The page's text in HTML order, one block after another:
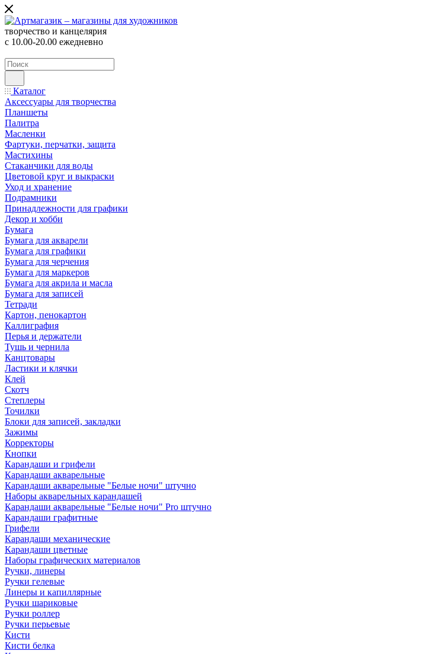
творчество и канцелярия
с 10.00-20.00 ежедневно
Каталог
Аксессуары для творчества
Планшеты
Палитра
Масленки
Фартуки, перчатки, защита
Мастихины
Стаканчики для воды
Цветовой круг и выкраски
Уход и хранение
Подрамники
Принадлежности для графики
Декор и хобби
Бумага
Бумага для акварели
Бумага для графики
Бумага для черчения
Бумага для маркеров
Бумага для акрила и масла
Бумага для записей
Тетради
Картон, пенокартон
Каллиграфия
Перья и держатели
Тушь и чернила
Канцтовары
Ластики и клячки
Клей
Скотч
Степлеры
Точилки
Блоки для записей, закладки
Зажимы
Корректоры
Кнопки
Карандаши и грифели
Карандаши акварельные
Карандаши акварельные "Белые ночи" штучно
Наборы акварельных карандашей
Карандаши акварельные "Белые ночи" Pro штучно
Карандаши графитные
Грифели
Карандаши механические
Карандаши цветные
Наборы графических материалов
Ручки, линеры
Ручки гелевые
Линеры и капиллярные
Ручки шариковые
Ручки роллер
Ручки перьевые
Кисти
Кисти белка